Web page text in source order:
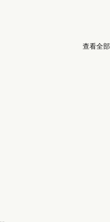
查看全部